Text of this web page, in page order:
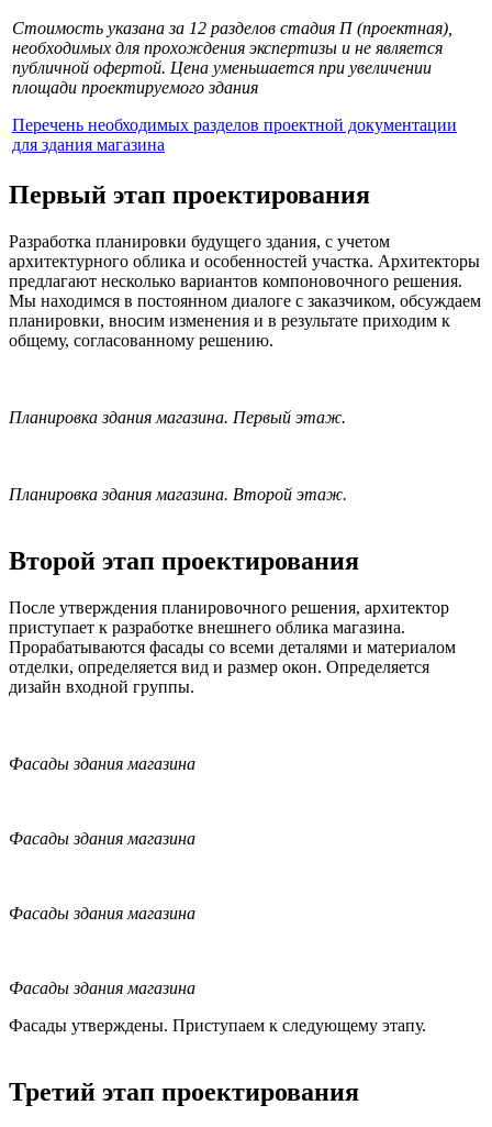
Стоимость указана за 12 разделов стадия П (проектная),
необходимых для прохождения экспертизы и не является
публичной офертой. Цена уменьшается при увеличении
площади проектируемого здания
Перечень необходимых разделов проектной документации
для здания магазина
Первый этап проектирования
Разработка планировки будущего здания, с учетом
архитектурного облика и особенностей участка. Архитекторы
предлагают несколько вариантов компоновочного решения.
Мы находимся в постоянном диалоге с заказчиком, обсуждаем
планировки, вносим изменения и в результате приходим к
общему, согласованному решению.
Планировка здания магазина. Первый этаж.
Планировка здания магазина. Второй этаж.
Второй этап проектирования
После утверждения планировочного решения, архитектор
приступает к разработке внешнего облика магазина.
Прорабатываются фасады со всеми деталями и материалом
отделки, определяется вид и размер окон. Определяется
дизайн входной группы.
Фасады здания магазина
Фасады здания магазина
Фасады здания магазина
Фасады здания магазина
Фасады утверждены. Приступаем к следующему этапу.
Третий этап проектирования